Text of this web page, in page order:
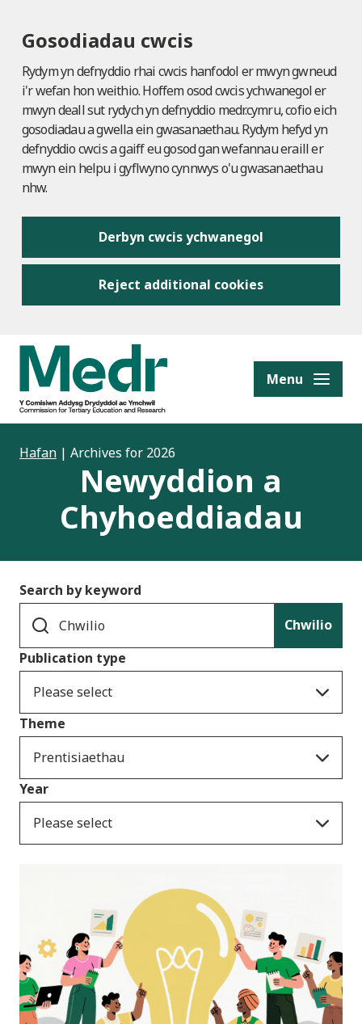
Gosodiadau cwcis
Rydym yn defnyddio rhai cwcis hanfodol er mwyn gwneud
i'r wefan hon weithio. Hoffem osod cwcis ychwanegol er
mwyn deall sut rydych yn defnyddio medr.cymru, cofio eich
gosodiadau a gwella ein gwasanaethau. Rydym hefyd yn
defnyddio cwcis a gaiff eu gosod gan wefannau eraill er
mwyn ein helpu i gyflwyno cynnwys o'u gwasanaethau
nhw.
Derbyn cwcis ychwanegol
Reject additional cookies
content Menu
Hafan | Archives for 2026
Newyddion a
Chyhoeddiadau
Search by keyword
Chwilio
Publication type
Please select
Theme
Prentisiaethau
Year
Please select
Newyddion